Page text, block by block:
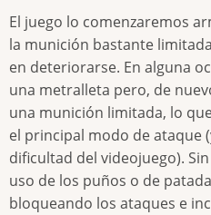
El juego lo comenzaremos
la munición bastante
en deteriorarse. En alguna
una metralleta pero, de
una munición limitada, lo
el principal modo de ataque
dificultad del videojuego).
uso de los puños o de
bloqueando los ataques e